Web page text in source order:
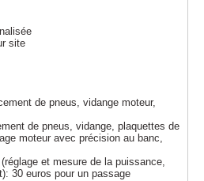
site
de pneus, vidange moteur,
de pneus, vidange, plaquettes de
moteur avec précision au banc,
(réglage et mesure de la puissance,
30 euros pour un passage